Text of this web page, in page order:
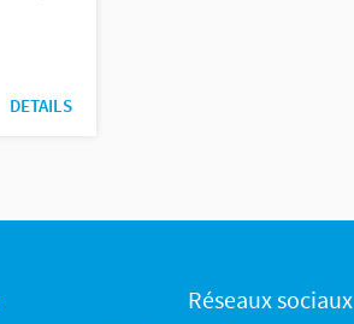
DETAILS
Réseaux sociaux